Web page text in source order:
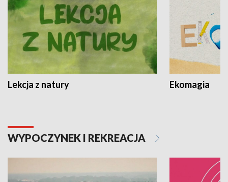
Lekcja z natury Ekomagia
WYPOCZYNEK I REKREACJA